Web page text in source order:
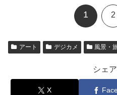
1 2
アート デジカメ 風景・
シェ
X